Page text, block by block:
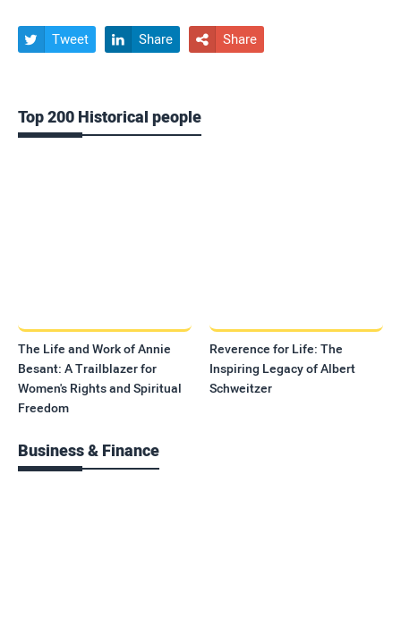
 Tweet  Share  Share
Top 200 Historical people
The Life and Work of Annie
Besant: A Trailblazer for
Women's Rights and Spiritual
Freedom
Reverence for Life: The
Inspiring Legacy of Albert
Schweitzer
Business & Finance